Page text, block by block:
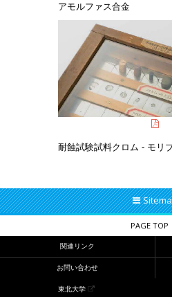
アモルファス合金
耐蝕試験試料クロム - モリ
PAGE TOP
関連リンク
お問い合わせ
東北大学